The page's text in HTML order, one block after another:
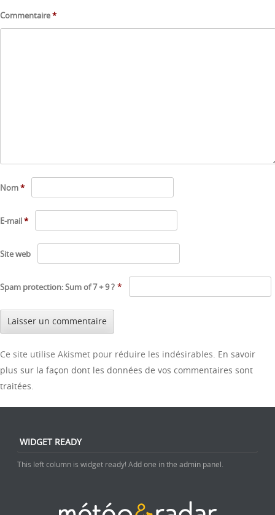
Commentaire*
Nom*
E-mail*
Site web
Spam protection: Sum of 7 + 9 ? *
Ce site utilise Akismet pour réduire les indésirables. En savoir
plus sur la façon dont les données de vos commentaires sont
traitées
WIDGET READY
This left column is widget ready! Add one in the admin panel.